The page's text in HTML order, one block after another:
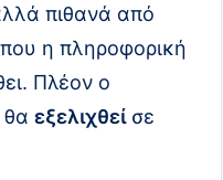
πιθανά από
η πληροφορική
Πλέον ο
θα εξελιχθείσε